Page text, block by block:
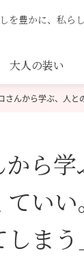
を豊かに、私ら
大人の装い
さんから学ぶ、人と
ら
い
まう